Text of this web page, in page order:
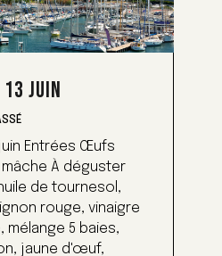
13 JUIN
Entrées Œufs
À déguster
de tournesol,
rouge, vinaigre
mélange 5 baies,
jaune d'œuf,